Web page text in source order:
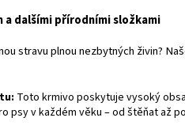
a dalšími přírodními složkami
stravu plnou nezbytných živin?
Toto krmivo poskytuje vysoký
psy v každém věku – od štěňat až